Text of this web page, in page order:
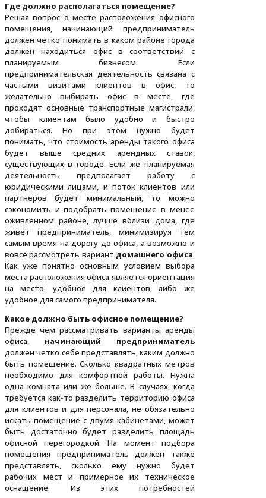
Где должно располагаться помещение?
Решая вопрос о месте расположения офисного
помещения, начинающий предприниматель
должен четко понимать в каком районе города
должен находиться офис в соответствии с
планируемым бизнесом. Если
предпринимательская деятельность связана с
частыми визитами клиентов в офис, то
желательно выбирать офис в месте, где
проходят основные транспортные магистрали,
чтобы клиентам было удобно и быстро
добираться. Но при этом нужно будет
понимать, что стоимость аренды такого офиса
будет выше средних арендных ставок,
существующих в городе. Если же планируемая
деятельность предполагает работу с
юридическими лицами, и поток клиентов или
партнеров будет минимальный, то можно
сэкономить и подобрать помещение в менее
оживленном районе, лучше вблизи дома, где
живет предприниматель, минимизируя тем
самым время на дорогу до офиса, а возможно и
вовсе рассмотреть вариант домашнего офиса.
Как уже понятно основным условием выбора
места расположения офиса является ориентация
на место, удобное для клиентов, либо же
удобное для самого предпринимателя.
Какое должно быть офисное помещение?
Прежде чем рассматривать варианты аренды
офиса, начинающий предприниматель
должен четко себе представлять, каким должно
быть помещение. Сколько квадратных метров
необходимо для комфортной работы. Нужна
одна комната или же больше. В случаях, когда
требуется как-то разделить территорию офиса
для клиентов и для персонала, не обязательно
искать помещение с двумя кабинетами, может
быть достаточно будет разделить площадь
офисной перегородкой. На момент подбора
помещения предприниматель должен также
представлять, сколько ему нужно будет
рабочих мест и примерное их техническое
оснащение. Из этих потребностей